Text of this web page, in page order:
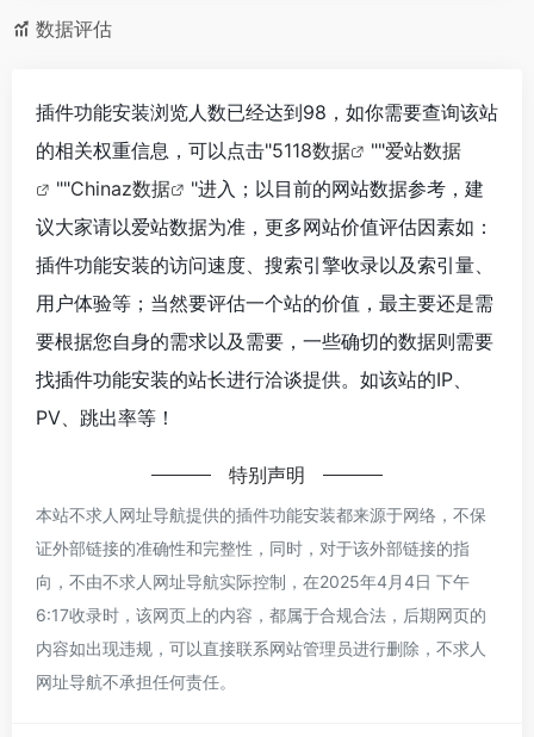
数据评估
插件功能安装浏览人数已经达到98，如你需要查询该站
的相关权重信息，可以点击"5118数据 ""爱站数据
""Chinaz数据
"进入；以目前的网站数据参考，建
议大家请以爱站数据为准，更多网站价值评估因素如：
插件功能安装的访问速度、搜索引擎收录以及索引量、
用户体验等；当然要评估一个站的价值，最主要还是需
要根据您自身的需求以及需要，一些确切的数据则需要
找插件功能安装的站长进行洽谈提供。如该站的IP、
PV、跳出率等！
特别声明
本站不求人网址导航提供的插件功能安装都来源于网络，不保
证外部链接的准确性和完整性，同时，对于该外部链接的指
向，不由不求人网址导航实际控制，在2025年4月4日 下午
6:17收录时，该网页上的内容，都属于合规合法，后期网页的
内容如出现违规，可以直接联系网站管理员进行删除，不求人
网址导航不承担任何责任。